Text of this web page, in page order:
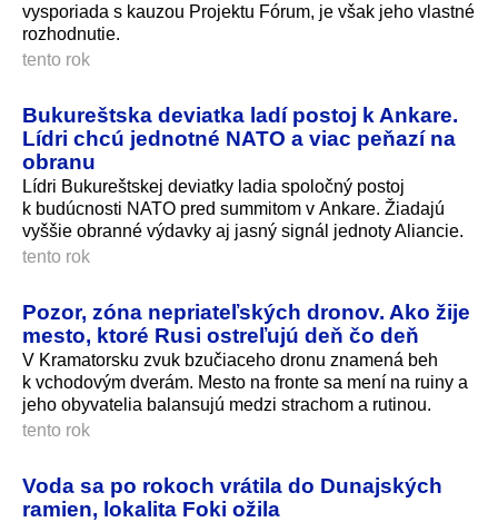
vysporiada s kauzou Projektu Fórum, je však jeho vlastné
rozhodnutie.
tento rok
Bukureštska deviatka ladí postoj k Ankare.
Lídri chcú jednotné NATO a viac peňazí na
obranu
Lídri Bukureštskej deviatky ladia spoločný postoj
k budúcnosti NATO pred summitom v Ankare. Žiadajú
vyššie obranné výdavky aj jasný signál jednoty Aliancie.
tento rok
Pozor, zóna nepriateľských dronov. Ako žije
mesto, ktoré Rusi ostreľujú deň čo deň
V Kramatorsku zvuk bzučiaceho dronu znamená beh
k vchodovým dverám. Mesto na fronte sa mení na ruiny a
jeho obyvatelia balansujú medzi strachom a rutinou.
tento rok
Voda sa po rokoch vrátila do Dunajských
ramien, lokalita Foki ožila